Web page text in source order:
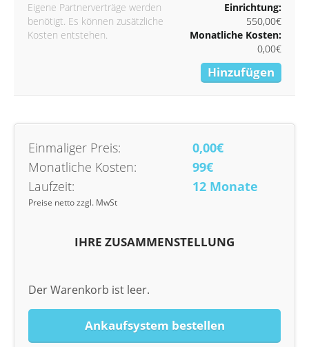
Eigene Partnerverträge werden
benötigt. Es können zusätzliche
Kosten entstehen.
Einrichtung:
550,00€
Monatliche Kosten:
0,00€
Hinzufügen
Einmaliger Preis:
0,00€
Monatliche Kosten:
99€
Laufzeit:
12 Monate
Preise netto zzgl. MwSt
IHRE ZUSAMMENSTELLUNG
Der Warenkorb ist leer.
Ankaufsystem bestellen